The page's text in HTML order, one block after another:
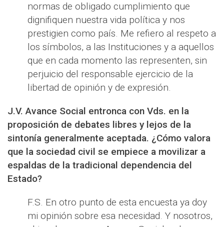
normas de obligado cumplimiento que
dignifiquen nuestra vida política y nos
prestigien como país. Me refiero al respeto a
los símbolos, a las Instituciones y a aquellos
que en cada momento las representen, sin
perjuicio del responsable ejercicio de la
libertad de opinión y de expresión.
J.V. Avance Social entronca con Vds. en la
proposición de debates libres y lejos de la
sintonía generalmente aceptada. ¿Cómo valora
que la sociedad civil se empiece a movilizar a
espaldas de la tradicional dependencia del
Estado?
F.S. En otro punto de esta encuesta ya doy
mi opinión sobre esa necesidad. Y nosotros,